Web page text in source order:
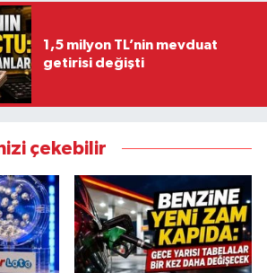
1,5 milyon TL’nin mevduat
getirisi değişti
çekebilir